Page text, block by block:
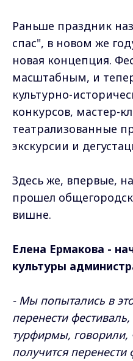
Раньше праздник
спас", в новом же
новая концепция.
масштабным, и
культурно-
конкурсов, мастер-
театрализованные
экскурсии и
Здесь же, впервые,
прошел
вишне.
Елена Ермакова -
культуры
- Мы попытались в
перенести
турфирмы, говорили,
получится перенести